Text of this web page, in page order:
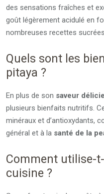
des sensations fraîches et
goût légèrement acidulé en
nombreuses recettes
Quels sont les
pitaya ?
En plus de son saveur
plusieurs bienfaits nutritifs.
minéraux et d’antioxydants,
général et à la santé de la
Comment utilise-
cuisine ?